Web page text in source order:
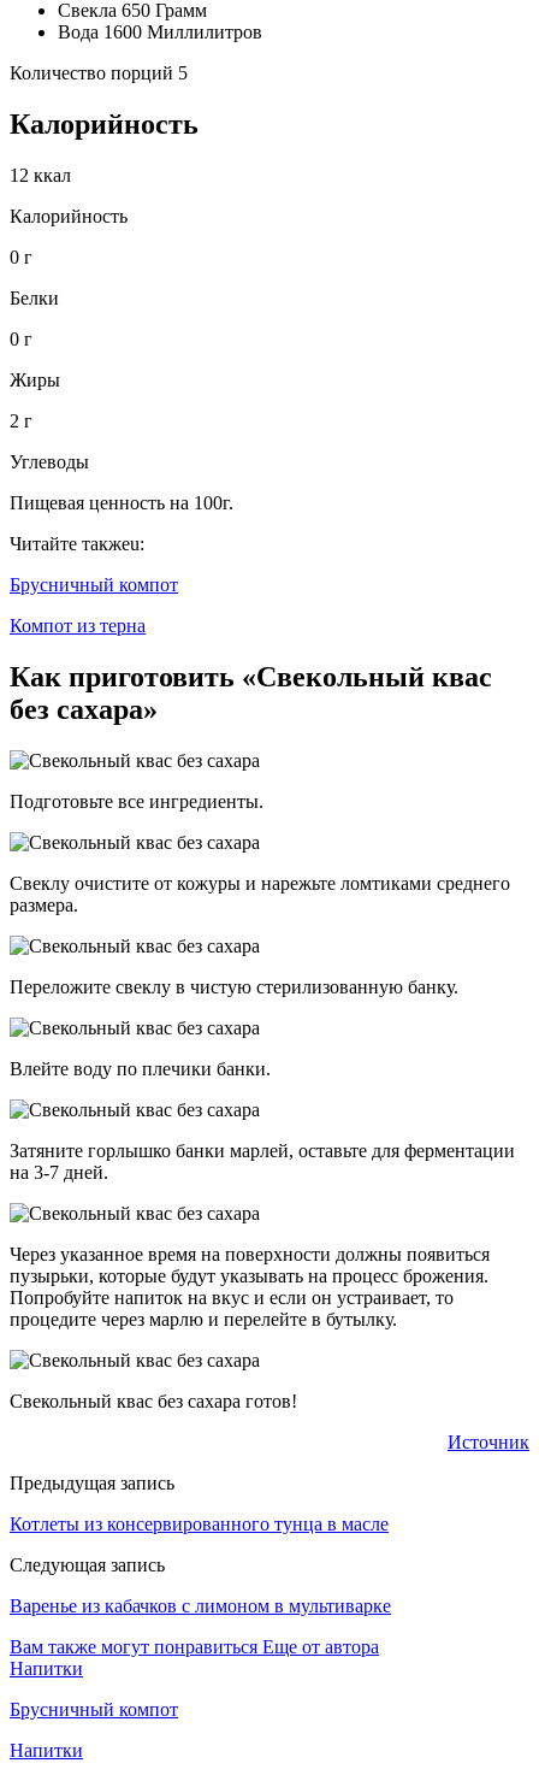
Свекла 650 Грамм
Вода 1600 Миллилитров
Количество порций 5
Калорийность
12 ккал
Калорийность
0 г
Белки
0 г
Жиры
2 г
Углеводы
Пищевая ценность на 100г.
Читайте такжеu:
Брусничный компот
Компот из терна
Как приготовить «Свекольный квас
без сахара»
Подготовьте все ингредиенты.
Свеклу очистите от кожуры и нарежьте ломтиками среднего
размера.
Переложите свеклу в чистую стерилизованную банку.
Влейте воду по плечики банки.
Затяните горлышко банки марлей, оставьте для ферментации
на 3-7 дней.
Через указанное время на поверхности должны появиться
пузырьки, которые будут указывать на процесс брожения.
Попробуйте напиток на вкус и если он устраивает, то
процедите через марлю и перелейте в бутылку.
Свекольный квас без сахара готов!
Источник
Предыдущая запись
Котлеты из консервированного тунца в масле
Следующая запись
Варенье из кабачков с лимоном в мультиварке
Вам также могут понравиться Еще от автора
Напитки
Брусничный компот
Напитки